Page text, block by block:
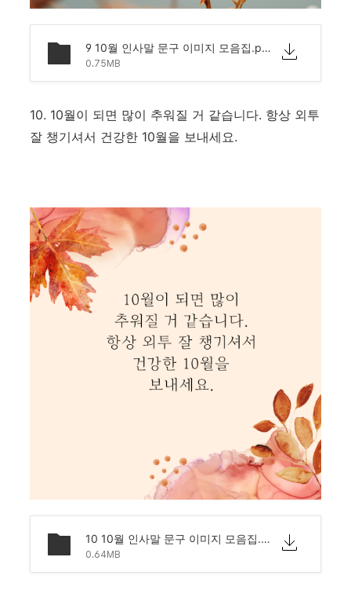
9 10월 인사말 문구 이미지 모음집.png
0.75MB
10. 10월이 되면 많이 추워질 거 같습니다. 항상 외투
잘 챙기셔서 건강한 10월을 보내세요.
10 10월 인사말 문구 이미지 모음집.png
0.64MB